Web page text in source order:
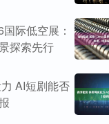
际低空展：
探索先行
AI短剧能否